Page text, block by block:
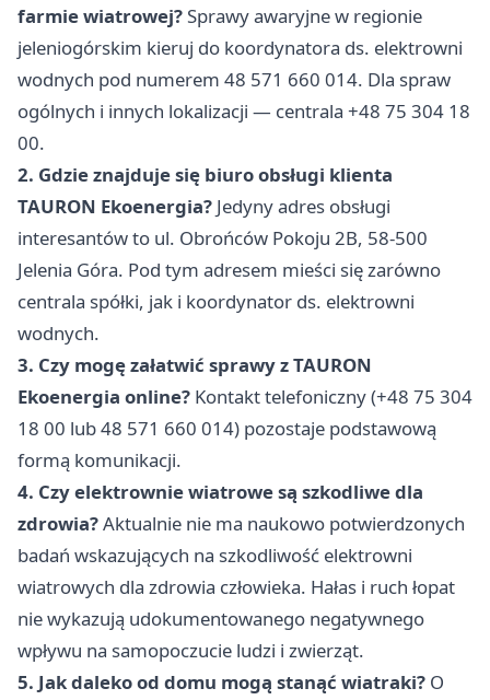
farmie wiatrowej?Sprawy awaryjne w regionie
jeleniogórskim kieruj do koordynatora ds. elektrowni
wodnych pod numerem 48 571 660 014. Dla spraw
ogólnych i innych lokalizacji — centrala +48 75 304 18
00.
2. Gdzie znajduje się biuro obsługi klienta
TAURON Ekoenergia? Jedyny adres obsługi
interesantów to ul. Obrońców Pokoju 2B, 58-500
Jelenia Góra. Pod tym adresem mieści się zarówno
centrala spółki, jak i koordynator ds. elektrowni
wodnych.
3. Czy mogę załatwić sprawy z TAURON
Ekoenergia online? Kontakt telefoniczny (+48 75 304
18 00 lub 48 571 660 014) pozostaje podstawową
formą komunikacji.
4. Czy elektrownie wiatrowe są szkodliwe dla
zdrowia?Aktualnie nie ma naukowo potwierdzonych
badań wskazujących na szkodliwość elektrowni
wiatrowych dla zdrowia człowieka. Hałas i ruch łopat
nie wykazują udokumentowanego negatywnego
wpływu na samopoczucie ludzi i zwierząt.
5. Jak daleko od domu mogą stanąć wiatraki? O